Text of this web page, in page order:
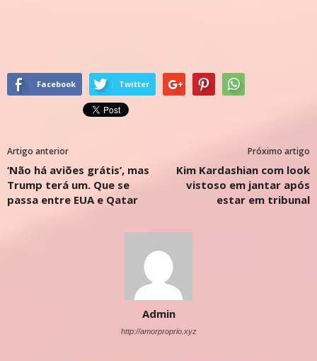
Facebook Twitter
Artigo anterior
‘Não há aviões grátis’, mas
Trump terá um. Que se
passa entre EUA e Qatar
Próximo artigo
Kim Kardashian com look
vistoso em jantar após
estar em tribunal
Admin
http://amorproprio.xyz